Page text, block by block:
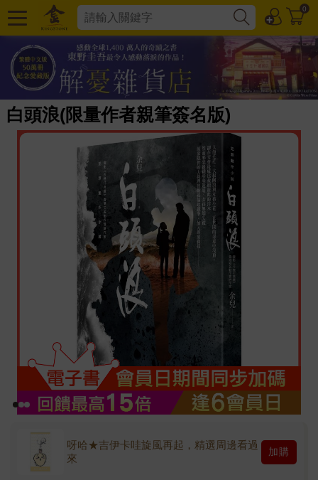
0
白頭浪(限量作者親筆簽名版)
呀哈★吉伊卡哇旋風再起，精選周邊看過
來
加購